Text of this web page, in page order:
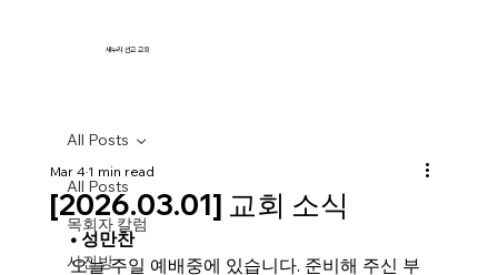
새누리 선교 교회
All Posts
목회자 칼럼
사진방
All Posts
[2026.03.01] 교회 소식
Mar 41 min read
• 성만찬
오늘 주일 예배중에 있습니다. 준비해 주신 부